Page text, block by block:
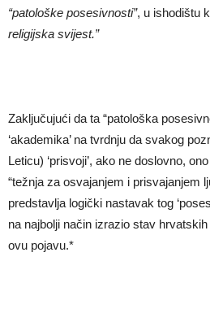
“patološke posesivnosti”, u ishodištu
religijska svijest.”
Zaključujući da ta “patološka
‘akademika’ na tvrdnju da svakog
Leticu) ‘prisvoji’, ako ne doslovno,
“težnja za osvajanjem i prisvajanjem
predstavlja logički nastavak tog
na najbolji način izrazio stav
ovu pojavu.*